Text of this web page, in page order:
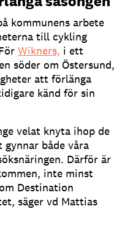
kommunens arbete
till cykling
Wikners, i ett
söder om Östersund,
att förlänga
känd för sin
velat knyta ihop de
gynnar både våra
Därför är
inte minst
Destination
säger vd Mattias